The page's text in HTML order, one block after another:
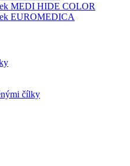
MEDI HIDE COLOR
EUROMEDICA
čílky